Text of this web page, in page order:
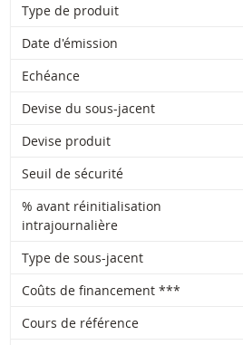
Type de produit
Date d'émission
Echéance
Devise du sous-jacent
Devise produit
Seuil de sécurité
% avant réinitialisation
intrajournalière
Type de sous-jacent
Coûts de financement ***
Cours de référence